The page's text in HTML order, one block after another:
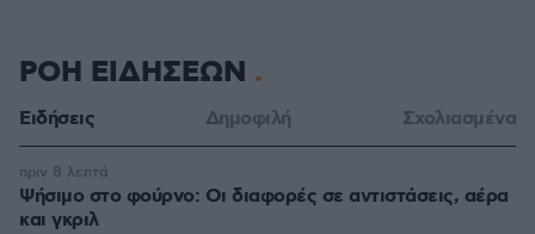
ΡΟΗ ΕΙΔΗΣΕΩΝ
Ειδήσεις Δημοφιλή Σχολιασμένα
Ψήσιμο στο φούρνο: Οι διαφορές σε αντιστάσεις, αέρα
και γκριλ
πριν 8 λεπτά